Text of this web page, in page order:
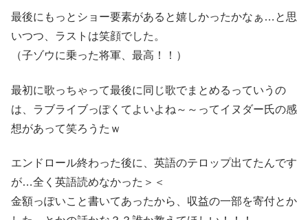
最後にもっとショー要素があると嬉しかったかなぁ…と思
いつつ、ラストは笑顔でした。
（子ゾウに乗った将軍、最高！！）
最初に歌っちゃって最後に同じ歌でまとめるっていうの
は、ラブライブっぽくてよいよね～～ってイヌダー氏の感
想があって笑ろうたｗ
エンドロール終わった後に、英語のテロップ出てたんです
が…全く英語読めなかった＞＜
金額っぽいこと書いてあったから、収益の一部を寄付とか